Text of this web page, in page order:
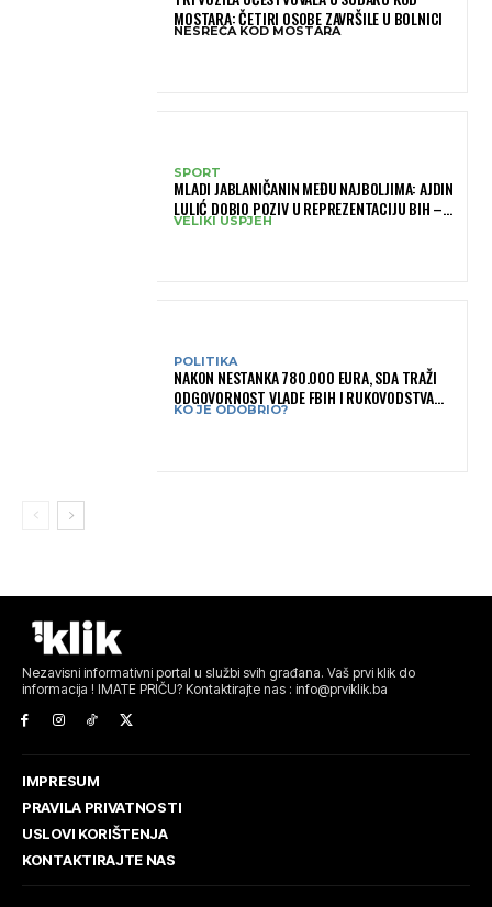
MOSTARA: ČETIRI OSOBE ZAVRŠILE U BOLNICI
NESREĆA KOD MOSTARA
SPORT
MLADI JABLANIČANIN MEĐU NAJBOLJIMA: AJDIN
LULIĆ DOBIO POZIV U REPREZENTACIJU BIH –
BRANIT ĆE BOJE BIH NA SLOVENIA BALL
VELIKI USPJEH
POLITIKA
NAKON NESTANKA 780.000 EURA, SDA TRAŽI
ODGOVORNOST VLADE FBIH I RUKOVODSTVA
IGMANA
KO JE ODOBRIO?
Nezavisni informativni portal u službi svih građana. Vaš prvi klik do
informacija ! IMATE PRIČU? Kontaktirajte nas : info@prviklik.ba
IMPRESUM
PRAVILA PRIVATNOSTI
USLOVI KORIŠTENJA
KONTAKTIRAJTE NAS